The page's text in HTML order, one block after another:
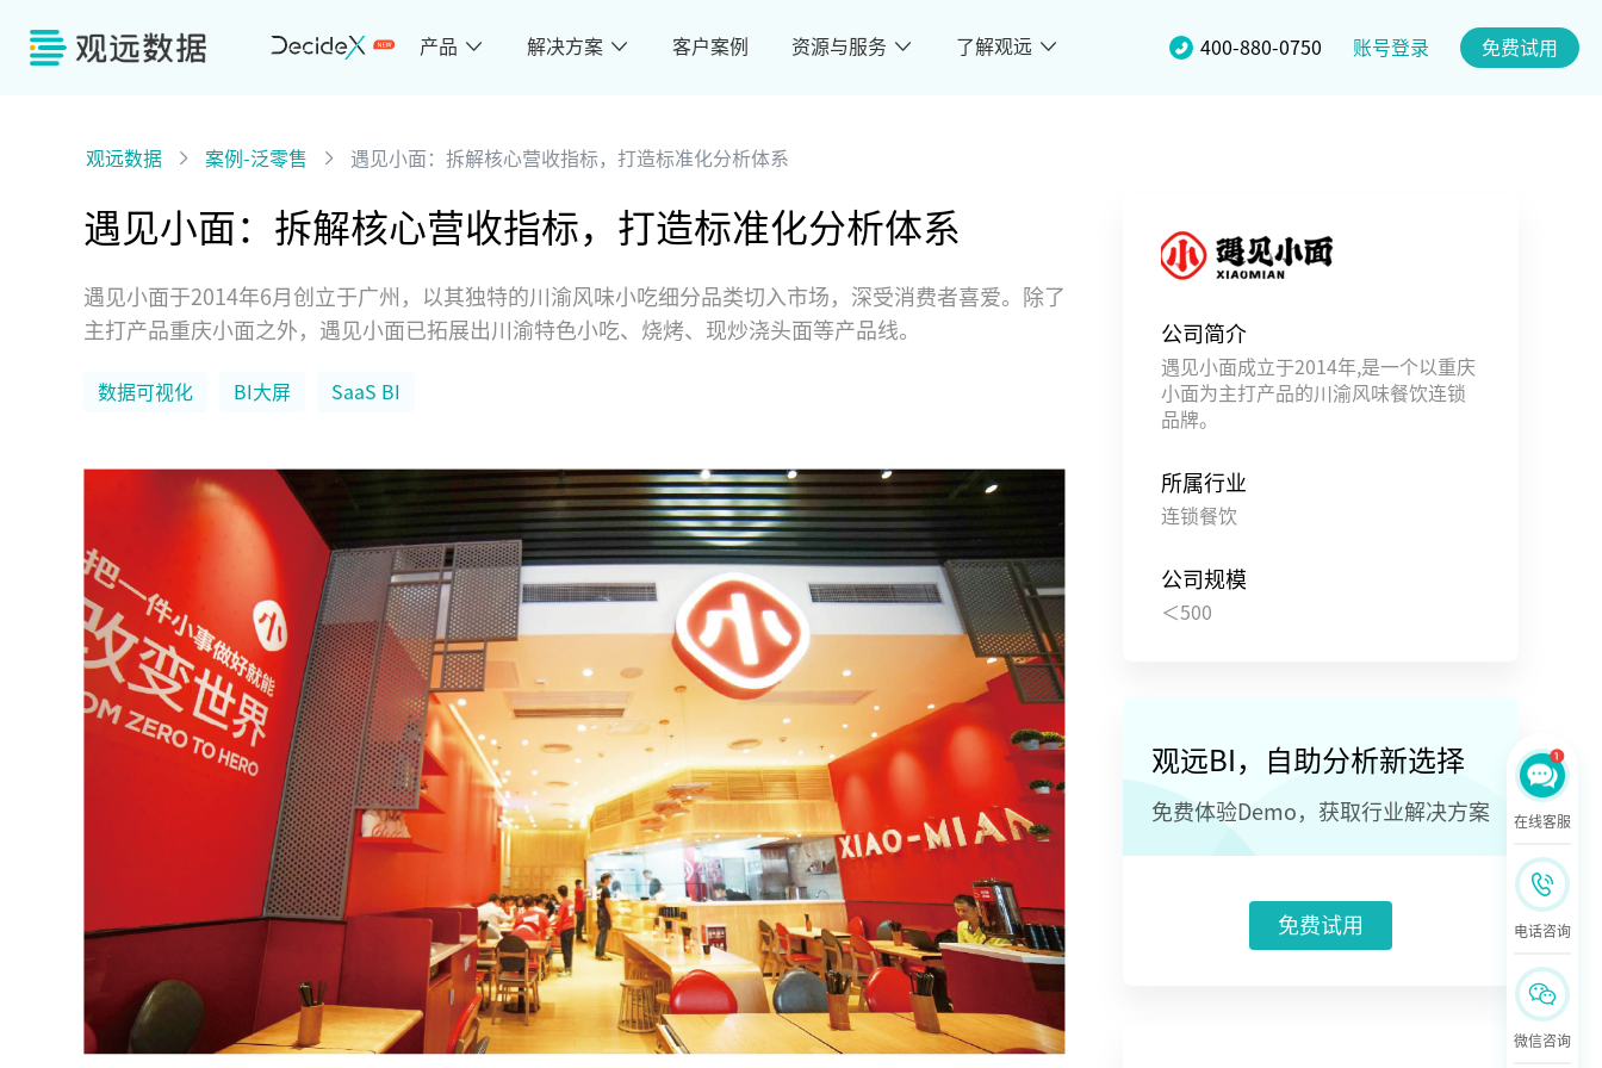
产品 解决方案 客户案例 资源与服务 了解观远 400-880-0750 账号登录 免费试用
观远数据 案例-泛零售 遇见小面：拆解核心营收指标，打造标准化分析体系
遇见小面：拆解核心营收指标，打造标准化分析体系
遇见小面于2014年6月创立于广州，以其独特的川渝风味小吃细分品类切入市场，深受消费者喜爱。除了
主打产品重庆小面之外，遇见小面已拓展出川渝特色小吃、烧烤、现炒浇头面等产品线。
数据可视化 BI大屏 SaaS BI
公司简介
遇见小面成立于2014年,是一个以重庆
小面为主打产品的川渝风味餐饮连锁
品牌。
所属行业
连锁餐饮
公司规模
＜500
观远BI，自助分析新选择
免费体验Demo，获取行业解决方案
免费试用
在线客服
电话咨询
微信咨询